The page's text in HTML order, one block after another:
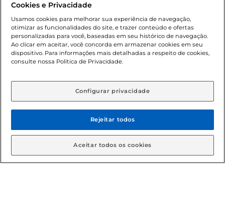
cliente. Os preços, ofertas e condições são exclusivos para
o e-commerce e válidos durante o dia de hoje, podendo
sofrer alterações sem prévia notificação. Proibida a venda
de bebidas alcoólicas para menores de 18 anos, conforme
Lei n.º 8069/90, art. 81, inciso II (Estatuto da Criança e do
Adolescente). Preços e condições exclusivos para o
aviso prévio. O valor mínimo para as compras on-line é de
© 2026 Copyright. Todos os direitos
reservados Gbarbosa.
Cookies e Privacidade
Usamos cookies para melhorar sua experiência de navegação,
otimizar as funcionalidades do site, e trazer conteúdo e ofertas
personalizadas para você, baseadas em seu histórico de navegação.
Ao clicar em aceitar, você concorda em armazenar cookies em seu
dispositivo. Para informações mais detalhadas a respeito de cookies,
consulte nossa Política de Privacidade.
Configurar privacidade
Rejeitar todos
Aceitar todos os cookies